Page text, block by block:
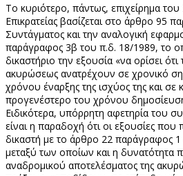
Το κυριότερο, πάντως, επιχείρημα
Επικρατείας βασίζεται στο άρθρο 95
Συντάγματος και την αναλογική
παράγραφος 3β του π.δ. 18/1989, το
δικαστήριο την εξουσία «να ορίσει
ακυρώσεως ανατρέχουν σε χρονικό
χρόνου έναρξης της ισχύος της και σε
προγενέστερο του χρόνου
Ειδικότερα, υπόρρητη αφετηρία του
είναι η παραδοχή ότι οι εξουσίες
δικαστή με το άρθρο 22 παράγραφος
μεταξύ των οποίων και η δυνατότητα
αναδρομικού αποτελέσματος της